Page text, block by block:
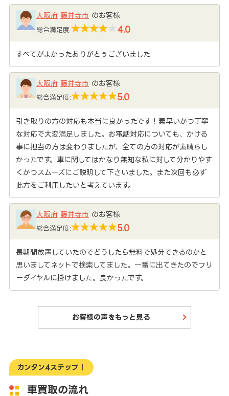
大阪府 藤井寺市 のお客様
総合満足度: 4.0
すべてがよかったありがとぅございました
大阪府 藤井寺市 のお客様
総合満足度: 5.0
引き取りの方の対応も本当に良かったです！素早いかつ丁寧
な対応で大変満足しました。お電話対応についても、かける
事に担当の方は変わりましたが、全ての方の対応が素晴らし
かったです。車に関してはかなり無知な私に対して分かりやす
くかつスムーズにご説明して下さいました。また次回も必ず
此方をご利用したいと考えています。
大阪府 藤井寺市 のお客様
総合満足度: 5.0
長期間放置していたのでどうしたら無料で処分できるのかと
思いましてネットで検索してました。一番に出てきたのでフリ
ーダイヤルに掛けました。良かったです。
お客様の声をもっと見る
カンタン4ステップ！
車買取の流れ